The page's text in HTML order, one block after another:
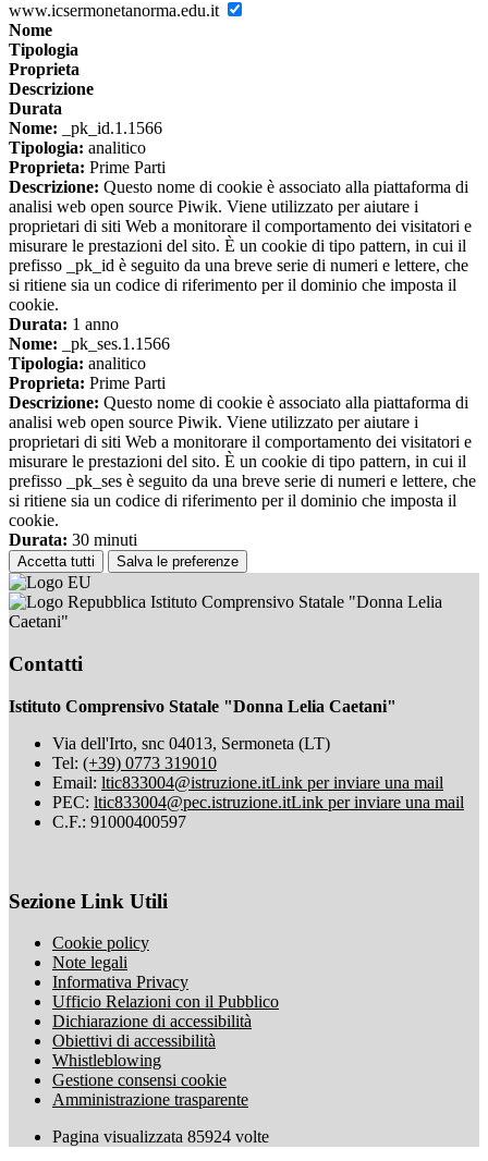
www.icsermonetanorma.edu.it
Nome
Tipologia
Proprieta
Descrizione
Durata
Nome: _pk_id.1.1566
Tipologia: analitico
Proprieta: Prime Parti
Descrizione: Questo nome di cookie è associato alla piattaforma di
analisi web open source Piwik. Viene utilizzato per aiutare i
proprietari di siti Web a monitorare il comportamento dei visitatori e
misurare le prestazioni del sito. È un cookie di tipo pattern, in cui il
prefisso _pk_id è seguito da una breve serie di numeri e lettere, che
si ritiene sia un codice di riferimento per il dominio che imposta il
cookie.
Durata: 1 anno
Nome: _pk_ses.1.1566
Tipologia: analitico
Proprieta: Prime Parti
Descrizione: Questo nome di cookie è associato alla piattaforma di
analisi web open source Piwik. Viene utilizzato per aiutare i
proprietari di siti Web a monitorare il comportamento dei visitatori e
misurare le prestazioni del sito. È un cookie di tipo pattern, in cui il
prefisso _pk_ses è seguito da una breve serie di numeri e lettere, che
si ritiene sia un codice di riferimento per il dominio che imposta il
cookie.
Durata: 30 minuti
Accetta tutti Salva le preferenze
Istituto Comprensivo Statale "Donna Lelia
Caetani"
Contatti
Istituto Comprensivo Statale "Donna Lelia Caetani"
Via dell'Irto, snc 04013, Sermoneta (LT)
Tel: (+39) 0773 319010
Email: ltic833004@istruzione.itLink per inviare una mail
PEC: ltic833004@pec.istruzione.itLink per inviare una mail
C.F.: 91000400597
Sezione Link Utili
Cookie policy
Note legali
Informativa Privacy
Ufficio Relazioni con il Pubblico
Dichiarazione di accessibilità
Obiettivi di accessibilità
Whistleblowing
Gestione consensi cookie
Amministrazione trasparente
Pagina visualizzata 85924 volte